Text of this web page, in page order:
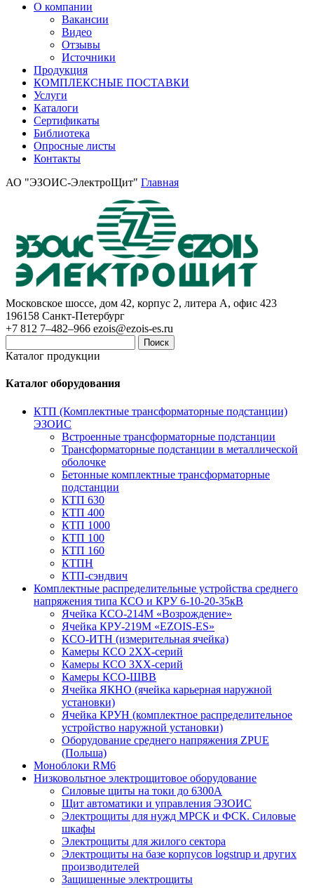
О компании
Вакансии
Видео
Отзывы
Источники
Продукция
КОМПЛЕКСНЫЕ ПОСТАВКИ
Услуги
Каталоги
Сертификаты
Библиотека
Опросные листы
Контакты
АО "ЭЗОИС-ЭлектроЩит" Главная
Московское шоссе, дом 42, корпус 2, литера А, офис 423
196158 Санкт-Петербург
+7 812 7–482–966 ezois@ezois-es.ru
Поиск
Каталог продукции
Каталог оборудования
КТП (Комплектные трансформаторные подстанции)
ЭЗОИС
Встроенные трансформаторные подстанции
Трансформаторные подстанции в металлической
оболочке
Бетонные комплектные трансформаторные
подстанции
КТП 630
КТП 400
КТП 1000
КТП 100
КТП 160
КТПН
КТП-сэндвич
Комплектные распределительные устройства среднего
напряжения типа КСО и КРУ 6-10-20-35кВ
Ячейка КСО-214М «Возрождение»
Ячейка КРУ-219М «EZOIS-ES»
КСО-ИТН (измерительная ячейка)
Камеры КСО 2ХХ-серий
Камеры КСО 3ХХ-серий
Камеры КСО-ШВВ
Ячейка ЯКНО (ячейка карьерная наружной
установки)
Ячейка КРУН (комплектное распределительное
устройство наружной установки)
Оборудование среднего напряжения ZPUE
(Польша)
Моноблоки RM6
Низковольтное электрощитовое оборудование
Силовые щиты на токи до 6300А
Щит автоматики и управления ЭЗОИС
Электрощиты для нужд МРСК и ФСК. Силовые
шкафы
Электрощиты для жилого сектора
Электрощиты на базе корпусов logstrup и других
производителей
Защищенные электрощиты